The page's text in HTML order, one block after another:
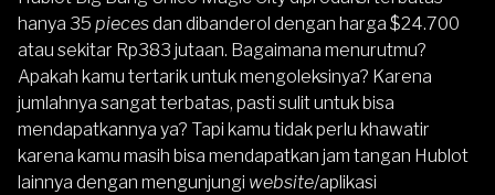
hanya 35 piecesdan dibanderol dengan harga $24.700
atau sekitar Rp383 jutaan. Bagaimana menurutmu?
Apakah kamu tertarik untuk mengoleksinya? Karena
jumlahnya sangat terbatas, pasti sulit untuk bisa
mendapatkannya ya? Tapi kamu tidak perlu khawatir
karena kamu masih bisa mendapatkan jam tangan Hublot
lainnya dengan mengunjungi website/aplikasi